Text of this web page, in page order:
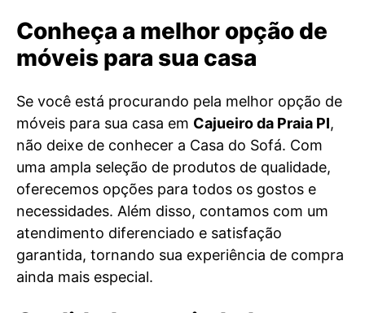
Conheça a melhor opção de
móveis para sua casa
Se você está procurando pela melhor opção de
móveis para sua casa em Cajueiro da Praia PI,
não deixe de conhecer a Casa do Sofá. Com
uma ampla seleção de produtos de qualidade,
oferecemos opções para todos os gostos e
necessidades. Além disso, contamos com um
atendimento diferenciado e satisfação
garantida, tornando sua experiência de compra
ainda mais especial.